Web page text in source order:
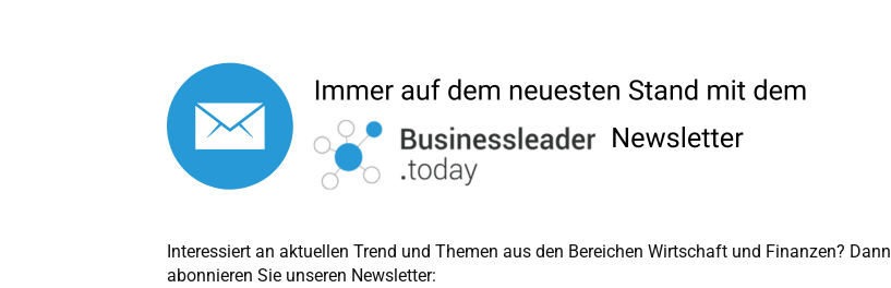
Interessiert an aktuellen Trend und Themen aus den Bereichen Wirtschaft und Finanzen? Dann
abonnieren Sie unseren Newsletter: